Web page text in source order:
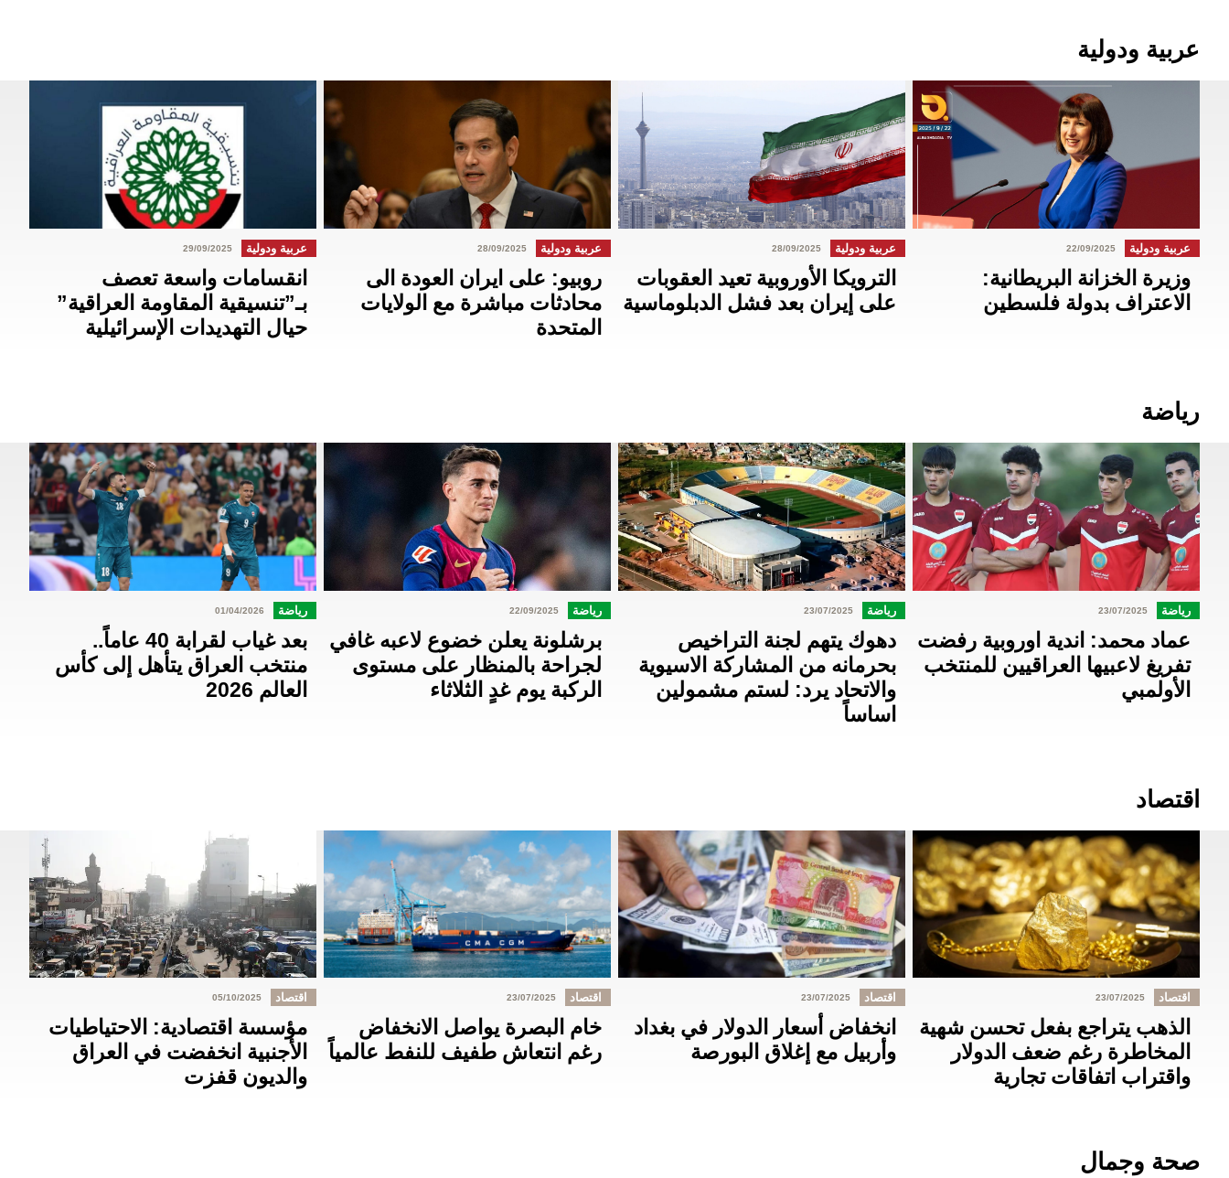
عربية ودولية
عربية ودولية 22/09/2025
وزيرة الخزانة البريطانية:
الاعتراف بدولة فلسطين
عربية ودولية 28/09/2025
الترويكا الأوروبية تعيد العقوبات
على إيران بعد فشل الدبلوماسية
عربية ودولية 28/09/2025
روبيو: على ايران العودة الى
محادثات مباشرة مع الولايات
المتحدة
عربية ودولية 29/09/2025
انقسامات واسعة تعصف
بـ”تنسيقية المقاومة العراقية”
حيال التهديدات الإسرائيلية
رياضة
رياضة 23/07/2025
عماد محمد: اندية اوروبية رفضت
تفريغ لاعبيها العراقيين للمنتخب
الأولمبي
رياضة 23/07/2025
دهوك يتهم لجنة التراخيص
بحرمانه من المشاركة الاسيوية
والاتحاد يرد: لستم مشمولين
اساساً
رياضة 22/09/2025
برشلونة يعلن خضوع لاعبه غافي
لجراحة بالمنظار على مستوى
الركبة يوم غدٍ الثلاثاء
رياضة 01/04/2026
بعد غياب لقرابة 40 عاماً..
منتخب العراق يتأهل إلى كأس
العالم 2026
اقتصاد
اقتصاد 23/07/2025
الذهب يتراجع بفعل تحسن شهية
المخاطرة رغم ضعف الدولار
واقتراب اتفاقات تجارية
اقتصاد 23/07/2025
انخفاض أسعار الدولار في بغداد
وأربيل مع إغلاق البورصة
اقتصاد 23/07/2025
خام البصرة يواصل الانخفاض
رغم انتعاش طفيف للنفط عالمياً
اقتصاد 05/10/2025
مؤسسة اقتصادية: الاحتياطيات
الأجنبية انخفضت في العراق
والديون قفزت
صحة وجمال